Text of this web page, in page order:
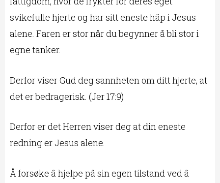
svikefulle hjerte og har sitt eneste håp i Jesus
alene. Faren er stor når du begynner å bli stor i
egne tanker.
Derfor viser Gud deg sannheten om ditt hjerte, at
det er bedragerisk. (Jer 17:9)
Derfor er det Herren viser deg at din eneste
redning er Jesus alene.
Å forsøke å hjelpe på sin egen tilstand ved å